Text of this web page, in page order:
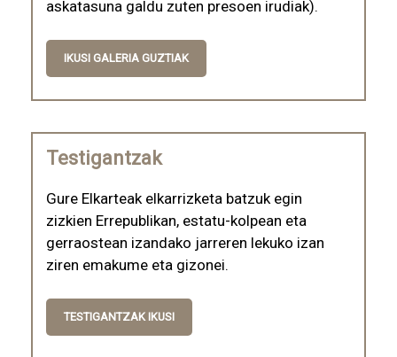
askatasuna galdu zuten presoen irudiak).
IKUSI GALERIA GUZTIAK
Testigantzak
Gure Elkarteak elkarrizketa batzuk egin
zizkien Errepublikan, estatu-kolpean eta
gerraostean izandako jarreren lekuko izan
ziren emakume eta gizonei.
TESTIGANTZAK IKUSI